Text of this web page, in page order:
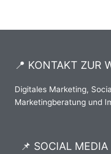
📍 KONTAKT ZUR
Digitales Marketing,
Marketingberatung und
📌 SOCIAL MEDIA